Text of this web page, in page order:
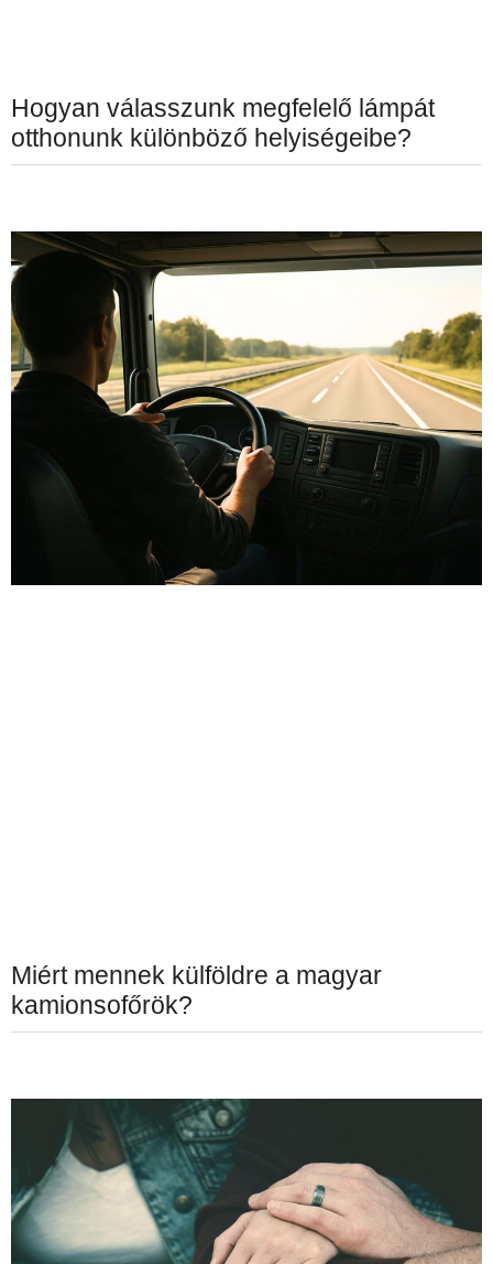
Hogyan válasszunk megfelelő lámpát
otthonunk különböző helyiségeibe?
Miért mennek külföldre a magyar
kamionsofőrök?